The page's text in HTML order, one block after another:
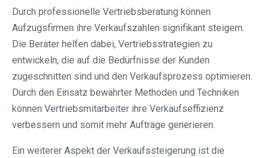
Durch professionelle Vertriebsberatung können
Aufzugsfirmen ihre Verkaufszahlen signifikant steigern.
Die Berater helfen dabei, Vertriebsstrategien zu
entwickeln, die auf die Bedürfnisse der Kunden
zugeschnitten sind und den Verkaufsprozess optimieren.
Durch den Einsatz bewährter Methoden und Techniken
können Vertriebsmitarbeiter ihre Verkaufseffizienz
verbessern und somit mehr Aufträge generieren.
Ein weiterer Aspekt der Verkaufssteigerung ist die